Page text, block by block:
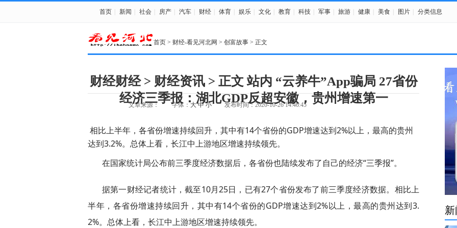
首页 新闻 社会 房产 汽车 财经 体育 娱乐 文化 教育 科技 军事 旅游 健康 美食 图片 分类信息
首页 > 财经-看见河北网 > 创富故事 > 正文
财经财经 > 财经资讯 > 正文 站内 “云养牛”App骗局 27省份
经济三季报：湖北GDP反超安徽，贵州增速第一
文章来源： 字体： 大 中 小 发布时间：2020-10-26 14:46:45
相比上半年，各省份增速持续回升，其中有14个省份的GDP增速达到2%以上，最高的贵州
达到3.2%。总体上看，长江中上游地区增速持续领先。
在国家统计局公布前三季度经济数据后，各省份也陆续发布了自己的经济“三季报”。
据第一财经记者统计，截至10月25日，已有27个省份发布了前三季度经济数据。相比上
半年，各省份增速持续回升，其中有14个省份的GDP增速达到2%以上，最高的贵州达到3.
2%。总体上看，长江中上游地区增速持续领先。